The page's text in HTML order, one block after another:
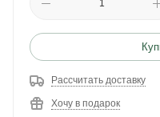
Рассчитать доставку
Хочу в подарок